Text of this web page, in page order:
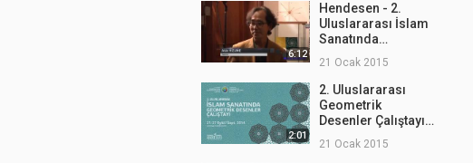
6:12
Hendesen - 2.
Uluslararası İslam
Sanatında
Geometrik
Desenler Sergisi
21 Ocak 2015
2:01
2. Uluslararası
Geometrik
Desenler Çalıştayı
Tanıtım Filmi
21 Ocak 2015